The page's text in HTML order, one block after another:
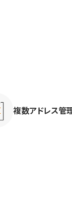
複数アドレス管